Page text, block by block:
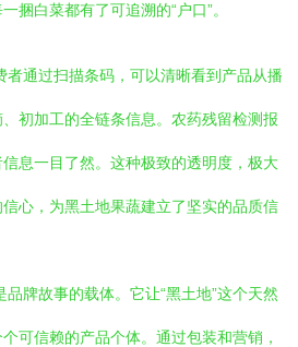
捆白菜都有了可追溯的“户口”。
者通过扫描条码，可以清晰看到产品从播
初加工的全链条信息。农药残留检测报
息一目了然。这种极致的透明度，极大
心，为黑土地果蔬建立了坚实的品质信
品牌故事的载体。它让“黑土地”这个天然
可信赖的产品个体。通过包装和营销，